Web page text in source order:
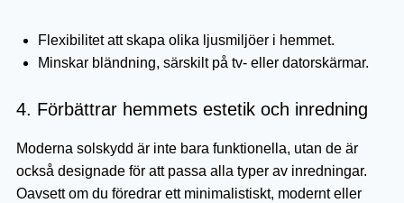
Flexibilitet att skapa olika ljusmiljöer i hemmet.
Minskar bländning, särskilt på tv- eller datorskärmar.
4. Förbättrar hemmets estetik och inredning
Moderna solskydd är inte bara funktionella, utan de är
också designade för att passa alla typer av inredningar.
Oavsett om du föredrar ett minimalistiskt, modernt eller